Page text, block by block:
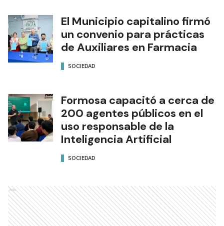
El Municipio capitalino firmó
un convenio para prácticas
de Auxiliares en Farmacia
SOCIEDAD
Formosa capacitó a cerca de
200 agentes públicos en el
uso responsable de la
Inteligencia Artificial
SOCIEDAD
Ads